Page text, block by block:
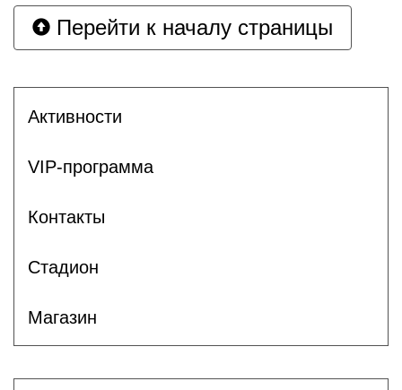
Перейти к началу страницы
Активности
VIP-программа
Контакты
Стадион
Магазин